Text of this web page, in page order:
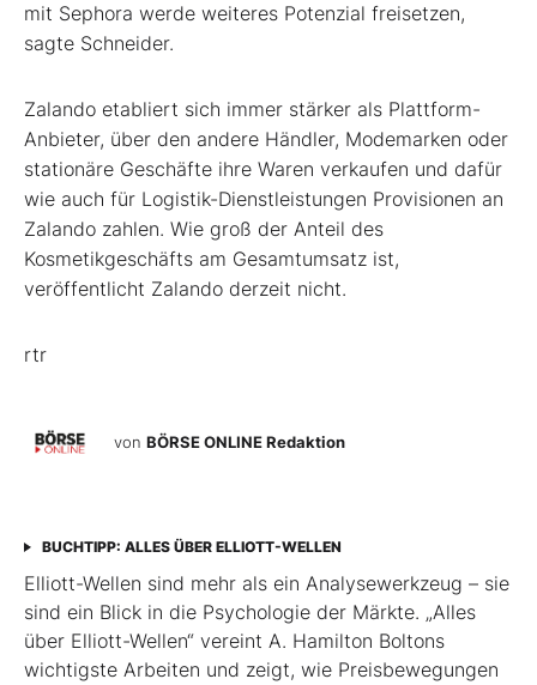
mit Sephora werde weiteres Potenzial freisetzen,
sagte Schneider.
Zalando etabliert sich immer stärker als Plattform-
Anbieter, über den andere Händler, Modemarken oder
stationäre Geschäfte ihre Waren verkaufen und dafür
wie auch für Logistik-Dienstleistungen Provisionen an
Zalando zahlen. Wie groß der Anteil des
Kosmetikgeschäfts am Gesamtumsatz ist,
veröffentlicht Zalando derzeit nicht.
rtr
von BÖRSE ONLINE Redaktion
BUCHTIPP: ALLES ÜBER ELLIOTT-WELLEN
Elliott-Wellen sind mehr als ein Analysewerkzeug – sie
sind ein Blick in die Psychologie der Märkte. „Alles
über Elliott-Wellen“ vereint A. Hamilton Boltons
wichtigste Arbeiten und zeigt, wie Preisbewegungen